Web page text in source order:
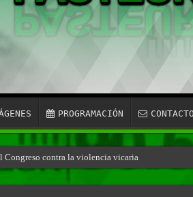
PROGRAMACIÓN
Congreso contra la violencia vicaria